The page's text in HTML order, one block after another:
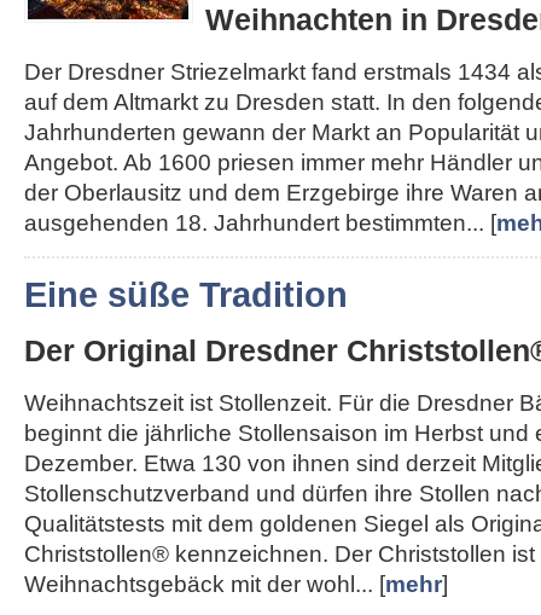
Weihnachten in
Der Dresdner Striezelmarkt fand erstmals 1434
auf dem Altmarkt zu Dresden statt. In den
Jahrhunderten gewann der Markt an Popularität
Angebot. Ab 1600 priesen immer mehr Händler
der Oberlausitz und dem Erzgebirge ihre Waren
ausgehenden 18. Jahrhundert bestimmten... [
Eine süße Tradition
Der Original Dresdner
Weihnachtszeit ist Stollenzeit. Für die Dresdner
beginnt die jährliche Stollensaison im Herbst und
Dezember. Etwa 130 von ihnen sind derzeit
Stollenschutzverband und dürfen ihre Stollen
Qualitätstests mit dem goldenen Siegel als
Christstollen® kennzeichnen. Der Christstollen ist
Weihnachtsgebäck mit der wohl... [mehr]